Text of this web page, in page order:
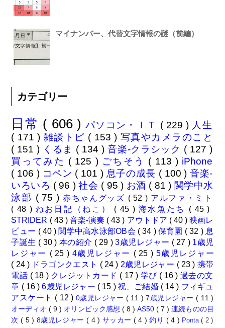
マイナンバー、代替文字情報の謎（前編）
カテゴリー
日常 ( 606 )パソコン・ＩＴ ( 229 ) 人生
( 171 ) 雑談トピ ( 153 ) 写真やカメラのこと
( 151 ) くるま ( 134 ) 音楽-クラシック ( 127 )
買ってみた ( 125 ) ごちそう ( 113 ) iPhone
( 106 ) コペン ( 101 ) 息子の成長 ( 100 )音楽-
いろいろ ( 96 )社会 ( 95 ) お酒 ( 81 ) 関学中水
泳部 ( 75 ) 赤ちゃんグッズ ( 52 ) アルファ・ミト
( 48 ) ねお日記（ねこ） ( 45 ) 海水魚たち ( 45 )
STRIDER ( 43 ) 音楽-演奏 ( 43 ) アウトドア ( 40 ) 映画レ
ビュー ( 40 ) 関学中高水泳部OB会 ( 34 ) 保育園 ( 32 ) 息
子誕生 ( 30 ) 本の紹介 ( 29 )3歳児レジャー ( 27 ) 1歳児
レジャー ( 25 ) 4歳児レジャー ( 25 ) 5歳児レジャー
( 24 ) ドラゴンクエスト ( 24 ) 2歳児レジャー ( 23 ) 携帯
電話 ( 18 ) クレジットカード ( 17 ) 学び ( 16 ) 過去の文
章 ( 16 )6歳児レジャー ( 15 ) 祝、ご結婚 ( 14 ) フィギュ
アスケート ( 12 ) 0歳児レジャー ( 11 )7歳児レジャー( 11 )
オーディオ ( 9 ) オリンピック感想( 8 )AS50( 7 )連続ものの目
次( 5 ) 8歳児レジャー( 4 ) サッカー ( 4 )釣り ( 4 ) Ponta( 2 )